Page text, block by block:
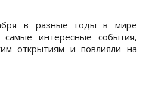
в разные годы в мире
интересные события,
открытиям и повлияли на